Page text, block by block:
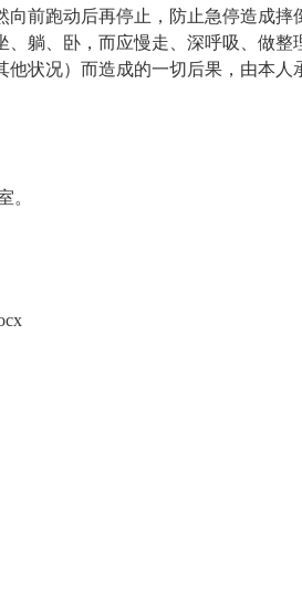
前跑动后再停止，防止急停造成
躺、卧，而应慢走、深呼吸、做整
状况）而造成的一切后果，由本人
。